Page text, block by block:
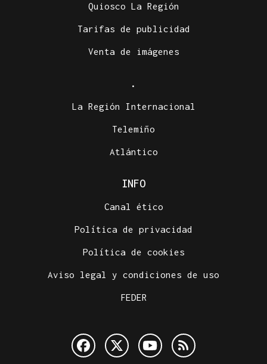
Quiosco La Región
Tarifas de publicidad
Venta de imágenes
.
La Región Internacional
Telemiño
Atlántico
INFO
Canal ético
Política de privacidad
Política de cookies
Aviso legal y condiciones de uso
FEDER